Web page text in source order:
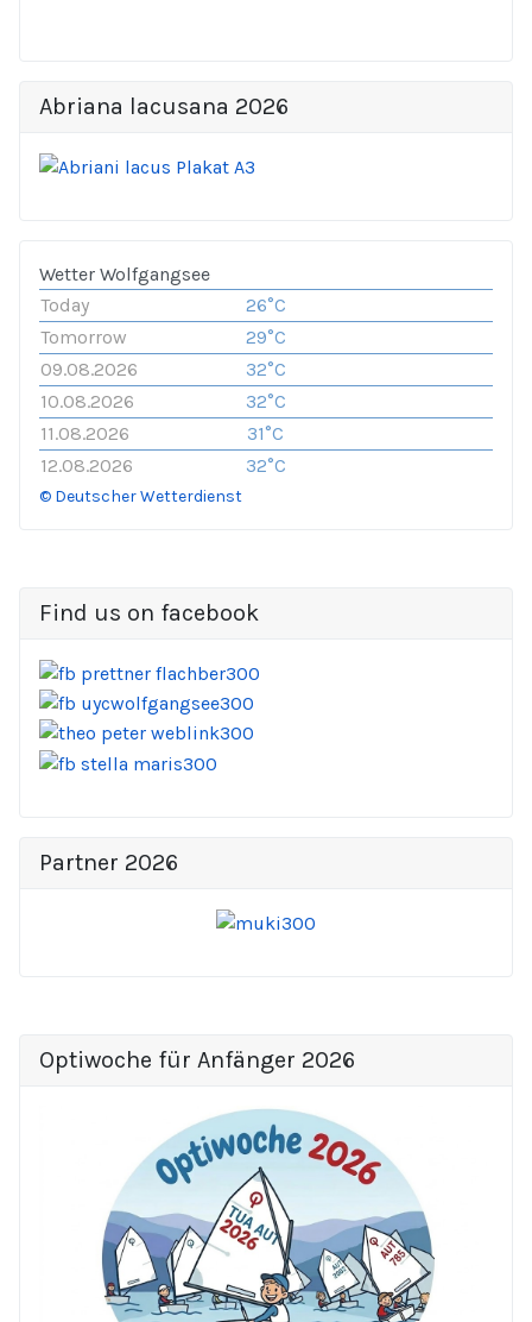
Abriana lacusana 2026
Wetter Wolfgangsee
Today
26°C
Tomorrow
29°C
09.08.2026
32°C
10.08.2026
32°C
11.08.2026
31°C
12.08.2026
32°C
© Deutscher Wetterdienst
Find us on facebook
Partner 2026
Optiwoche für Anfänger 2026